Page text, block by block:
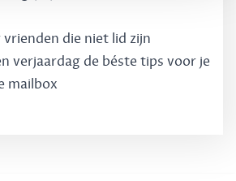
die niet lid zijn
verjaardag de béste tips voor je
mailbox